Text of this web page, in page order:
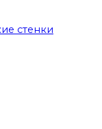
стенки